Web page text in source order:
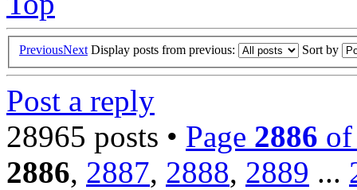
PreviousNext Display posts from previous: Sort by
Post a reply
28965 posts • Page 2886
2886, 2887, 2888, 2889 ...